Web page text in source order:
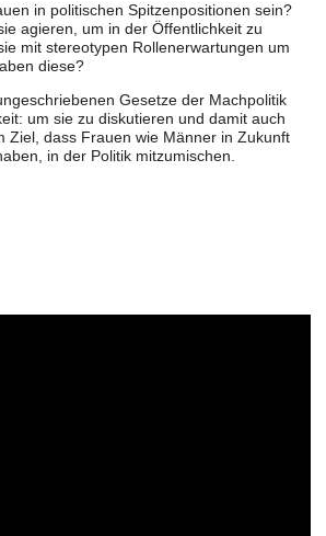
in politischen Spitzenpositionen sein?
agieren, um in der Öffentlichkeit zu
mit stereotypen Rollenerwartungen um
diese?
Gesetze der Machpolitik
um sie zu diskutieren und damit auch
Ziel, dass Frauen wie Männer in Zukunft
in der Politik mitzumischen.